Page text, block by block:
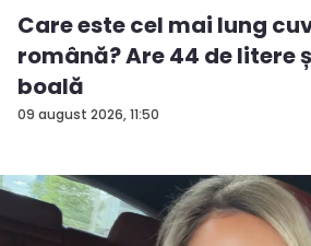
09 august 2026, 11:50
Care este cel mai lung
română? Are 44 de litere
boală